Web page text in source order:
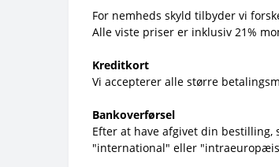
For nemheds skyld tilbyder vi
Alle viste priser er inklusiv 21%
Kreditkort
Vi accepterer alle større
Bankoverførsel
Efter at have afgivet din
"international" eller